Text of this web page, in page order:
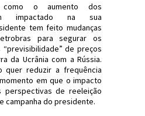
o aumento dos
impactado na sua
tem feito mudanças
para segurar os
de preços
da Ucrânia com a Rússia.
quer reduzir a frequência
em que o impacto
perspectivas de reeleição
campanha do presidente.